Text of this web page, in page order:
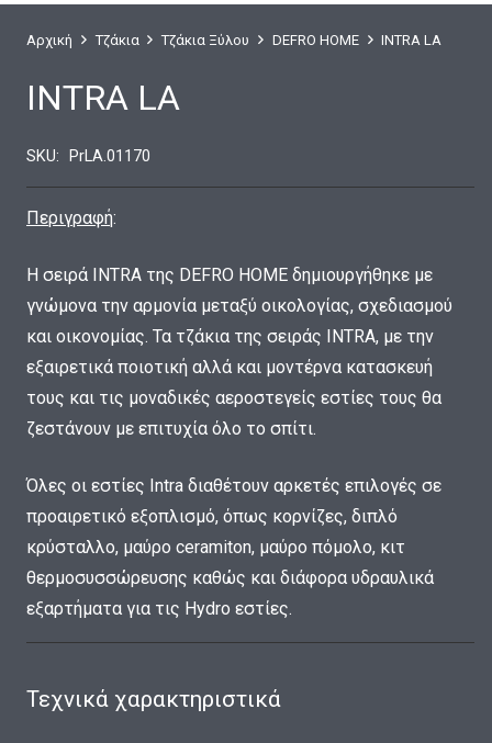
Αρχική Τζάκια Τζάκια Ξύλου DEFRO HOME INTRA LA
INTRA LA
SKU: PrLA.01170
Περιγραφή:
Η σειρά INTRA της DEFRO HOME δημιουργήθηκε με
γνώμονα την αρμονία μεταξύ οικολογίας, σχεδιασμού
και οικονομίας. Τα τζάκια της σειράς INTRA, με την
εξαιρετικά ποιοτική αλλά και μοντέρνα κατασκευή
τους και τις μοναδικές αεροστεγείς εστίες τους θα
ζεστάνουν με επιτυχία όλο το σπίτι.
Όλες οι εστίες Intra διαθέτουν αρκετές επιλογές σε
προαιρετικό εξοπλισμό, όπως κορνίζες, διπλό
κρύσταλλο, μαύρο ceramiton, μαύρο πόμολο, κιτ
θερμοσυσσώρευσης καθώς και διάφορα υδραυλικά
εξαρτήματα για τις Hydro εστίες.
Τεχνικά χαρακτηριστικά